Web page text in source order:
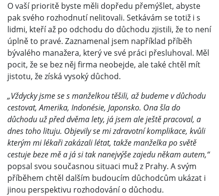
O vaší prioritě byste měli dopředu přemýšlet, abyste
pak svého rozhodnutí nelitovali. Setkávám se totiž i s
lidmi, kteří až po odchodu do důchodu zjistili, že to není
úplně to pravé. Zaznamenal jsem například příběh
bývalého manažera, který ve své práci přesluhoval. Měl
pocit, že se bez něj firma neobejde, ale také chtěl mít
jistotu, že získá vysoký důchod.
„Vždycky jsme se s manželkou těšili, až budeme v důchodu
cestovat, Amerika, Indonésie, Japonsko. Ona šla do
důchodu už před dvěma lety, já jsem ale ještě pracoval, a
dnes toho lituju. Objevily se mi zdravotní komplikace, kvůli
kterým mi lékaři zakázali létat, takže manželka po světě
cestuje beze mě a já si tak nanejvýše zajedu někam autem,“
popsal svou současnou situaci muž z Prahy. A svým
příběhem chtěl dalším budoucím důchodcům ukázat i
jinou perspektivu rozhodování o důchodu.